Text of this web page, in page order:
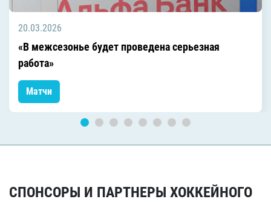
20.03.2026
«В межсезонье будет проведена серьезная
работа»
Матчи
СПОНСОРЫ И ПАРТНЕРЫ ХОККЕЙНОГО